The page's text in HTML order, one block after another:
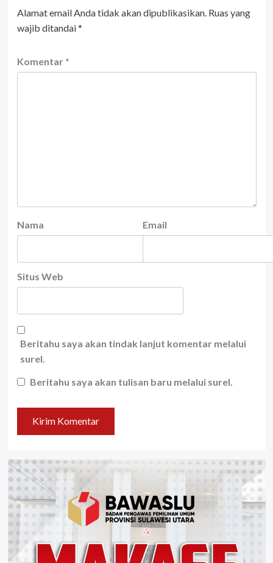
Alamat email Anda tidak akan dipublikasikan. Ruas yang
wajib ditandai*
Komentar *
Nama Email
Situs Web
Beritahu saya akan tindak lanjut komentar melalui
surel.
Beritahu saya akan tulisan baru melalui surel.